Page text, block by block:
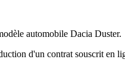
automobile Dacia Duster.
d'un contrat souscrit en